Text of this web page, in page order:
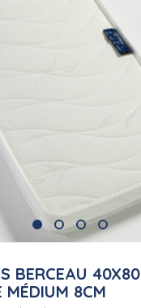
BERCEAU 40X80
MÉDIUM 8CM